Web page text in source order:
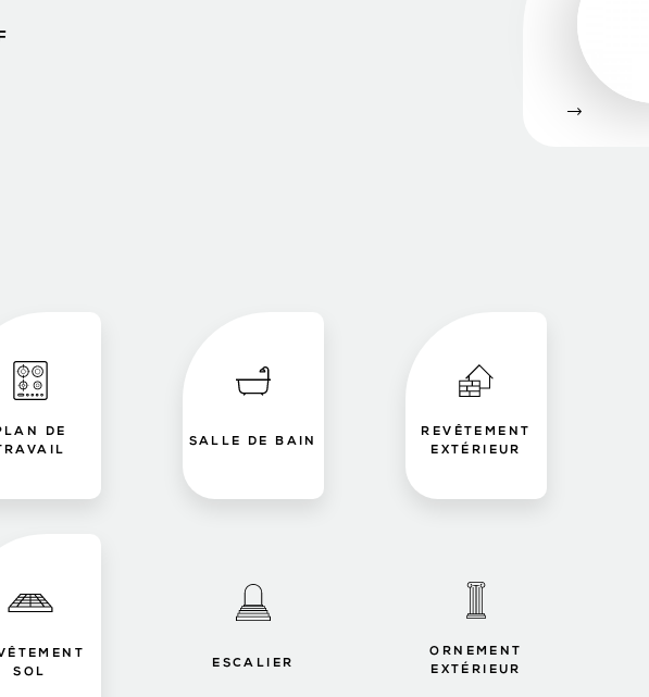
DE
SALLE DE BAIN
REVÊTEMENT
EXTÉRIEUR
SOL
ESCALIER
ORNEMENT
EXTÉRIEUR